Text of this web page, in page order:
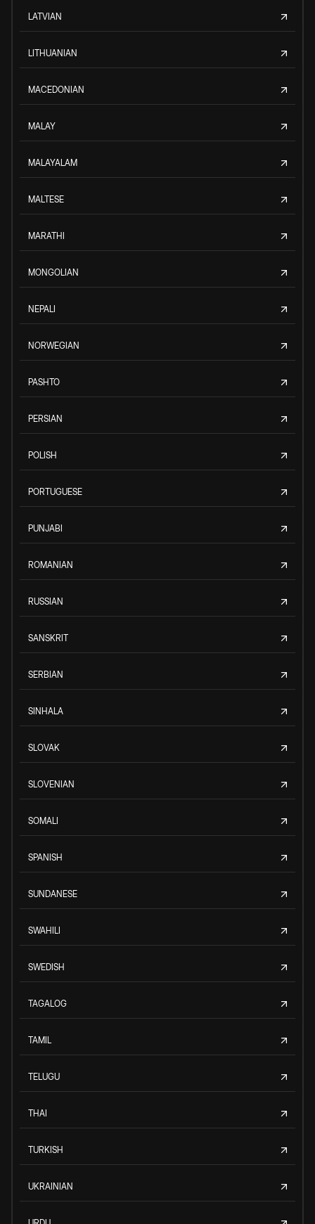
LATVIAN
LITHUANIAN
MACEDONIAN
MALAY
MALAYALAM
MALTESE
MARATHI
MONGOLIAN
NEPALI
NORWEGIAN
PASHTO
PERSIAN
POLISH
PORTUGUESE
PUNJABI
ROMANIAN
RUSSIAN
SANSKRIT
SERBIAN
SINHALA
SLOVAK
SLOVENIAN
SOMALI
SPANISH
SUNDANESE
SWAHILI
SWEDISH
TAGALOG
TAMIL
TELUGU
THAI
TURKISH
UKRAINIAN